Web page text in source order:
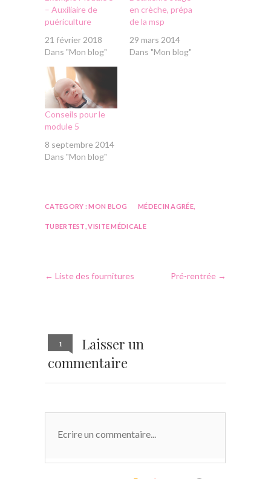
– Auxiliaire de
puériculture
21 février 2018
Dans "Mon blog"
en crèche, prépa
de la msp
29 mars 2014
Dans "Mon blog"
Conseils pour le
module 5
8 septembre 2014
Dans "Mon blog"
CATEGORY :MON BLOG MÉDECIN AGRÉE,
TUBERTEST ,VISITE MÉDICALE
← Liste des fournitures Pré-rentrée →
1
Laisser un
commentaire